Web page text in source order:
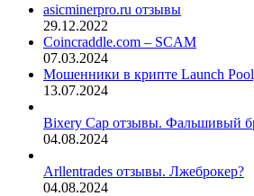
asicminerpro.ru отзывы
29.12.2022
Coincraddle.com – SCAM
07.03.2024
Мошенники в крипте Launch
13.07.2024
Bixery Cap отзывы. Фальшивый
04.08.2024
Arllentrades отзывы. Лжеброкер?
04.08.2024